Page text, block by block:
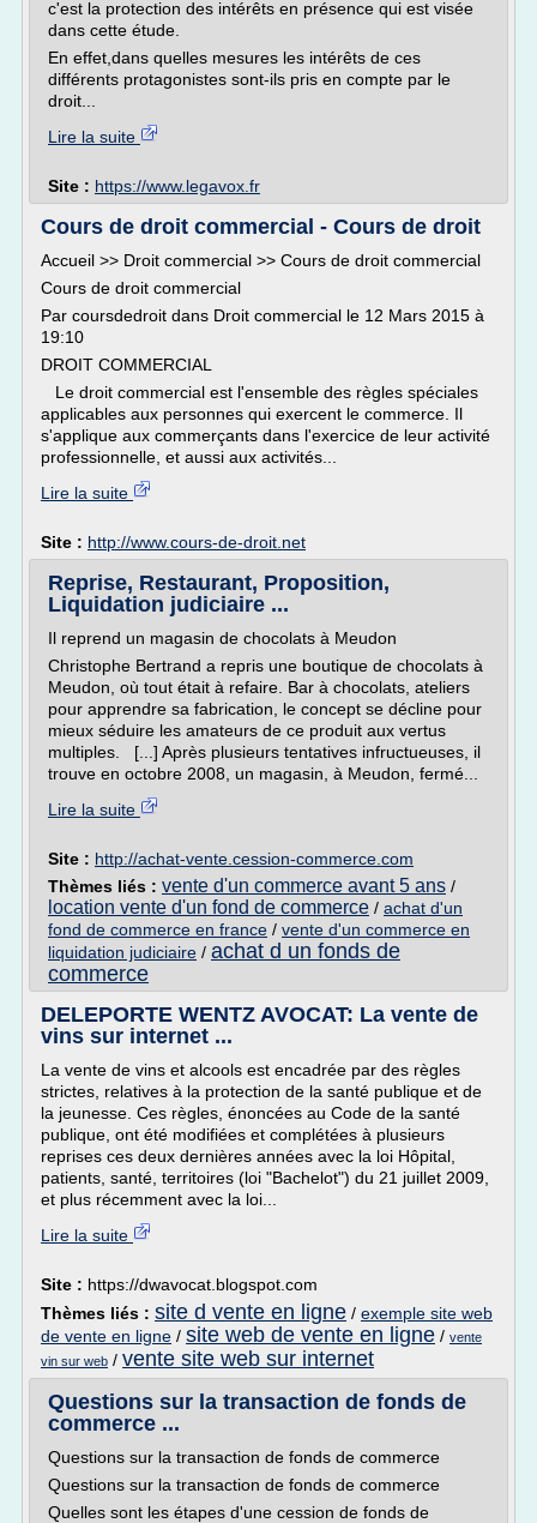
c'est la protection des intérêts en présence qui est visée
dans cette étude.
En effet,dans quelles mesures les intérêts de ces
différents protagonistes sont-ils pris en compte par le
droit...
Lire la suite
Site : https://www.legavox.fr
Cours de droit commercial - Cours de droit
Accueil >> Droit commercial >> Cours de droit commercial
Cours de droit commercial
Par coursdedroit dans Droit commercial le 12 Mars 2015 à
19:10
DROIT COMMERCIAL
Le droit commercial est l'ensemble des règles spéciales
applicables aux personnes qui exercent le commerce. Il
s'applique aux commerçants dans l'exercice de leur activité
professionnelle, et aussi aux activités...
Lire la suite
Site : http://www.cours-de-droit.net
Reprise, Restaurant, Proposition,
Liquidation judiciaire ...
Il reprend un magasin de chocolats à Meudon
Christophe Bertrand a repris une boutique de chocolats à
Meudon, où tout était à refaire. Bar à chocolats, ateliers
pour apprendre sa fabrication, le concept se décline pour
mieux séduire les amateurs de ce produit aux vertus
multiples. [...] Après plusieurs tentatives infructueuses, il
trouve en octobre 2008, un magasin, à Meudon, fermé...
Lire la suite
Site : http://achat-vente.cession-commerce.com
Thèmes liés : vente d'un commerce avant 5 ans /
location vente d'un fond de commerce / achat d'un
fond de commerce en france / vente d'un commerce en
liquidation judiciaire / achat d un fonds de
commerce
DELEPORTE WENTZ AVOCAT: La vente de
vins sur internet ...
La vente de vins et alcools est encadrée par des règles
strictes, relatives à la protection de la santé publique et de
la jeunesse. Ces règles, énoncées au Code de la santé
publique, ont été modifiées et complétées à plusieurs
reprises ces deux dernières années avec la loi Hôpital,
patients, santé, territoires (loi "Bachelot") du 21 juillet 2009,
et plus récemment avec la loi...
Lire la suite
Site : https://dwavocat.blogspot.com
Thèmes liés : site d vente en ligne / exemple site web
de vente en ligne / site web de vente en ligne / vente
vin sur web / vente site web sur internet
Questions sur la transaction de fonds de
commerce ...
Questions sur la transaction de fonds de commerce
Questions sur la transaction de fonds de commerce
Quelles sont les étapes d'une cession de fonds de